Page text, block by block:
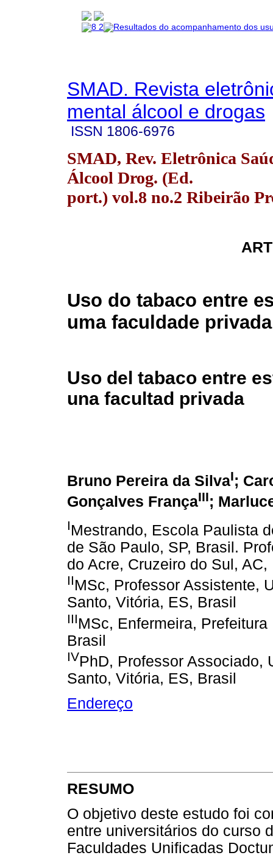
SMAD. Revista
mental álcool e drogas
ISSN 1806-6976
SMAD, Rev. Eletrônica
Álcool Drog. (Ed.
port.) vol.8 no.2 Ribeirão
Uso do tabaco entre
uma faculdade privada
Uso del tabaco entre
una facultad privada
Bruno Pereira da SilvaI;
Gonçalves FrançaIII;
IMestrando, Escola Paulista
de São Paulo, SP, Brasil.
do Acre, Cruzeiro do Sul, AC,
IIMSc, Professor Assistente,
Santo, Vitória, ES, Brasil
IIIMSc, Enfermeira,
Brasil
IVPhD, Professor Associado,
Santo, Vitória, ES, Brasil
Endereço
RESUMO
O objetivo deste estudo foi
entre universitários do curso
Faculdades Unificadas